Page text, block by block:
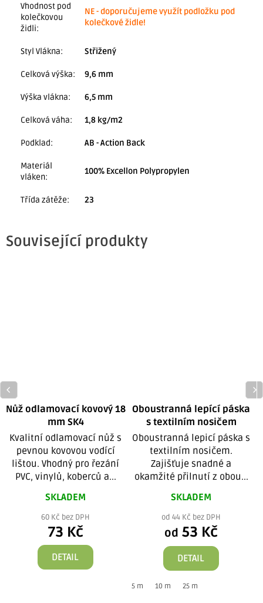
Vhodnost pod
kolečkovou
židli:
NE - doporučujeme využít podložku pod
kolečkové židle!
Styl Vlákna: Střižený
Celková výška: 9,6 mm
Výška vlákna: 6,5 mm
Celková váha: 1,8 kg/m2
Podklad: AB - Action Back
Materiál
vláken:
100% Excellon Polypropylen
Třída zátěže: 23
Související produkty
Nůž odlamovací kovový 18
mm SK4
Kvalitní odlamovací nůž s
pevnou kovovou vodící
lištou. Vhodný pro řezání
PVC, vinylů, koberců a...
SKLADEM
60 Kč bez DPH
73 Kč
DETAIL
Oboustranná lepící páska
s textilním nosičem
Oboustranná lepicí páska s
textilním nosičem.
Zajišťuje snadné a
okamžité přilnutí z obou...
SKLADEM
od 44 Kč bez DPH
od 53 Kč
DETAIL
5 m 10 m 25 m